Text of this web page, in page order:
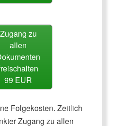
Zugang zu
allen
99 EUR
Folgekosten. Zeitlich
Zugang zu allen